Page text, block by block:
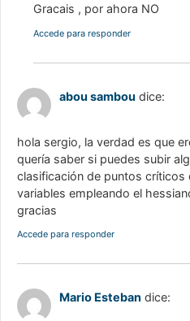
Gracais , por ahora NO
Accede para responder
abou sambou dice:
hola sergio, la verdad es que
quería saber si puedes subir
clasificación de puntos críticos
variables empleando el
gracias
Accede para responder
Mario Esteban dice: